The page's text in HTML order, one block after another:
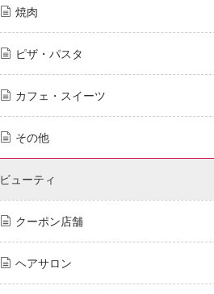
焼肉
ピザ・パスタ
カフェ・スイーツ
その他
ビューティ
クーポン店舗
ヘアサロン